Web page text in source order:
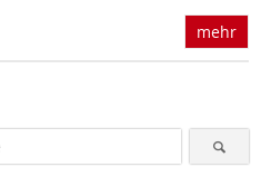
mehr